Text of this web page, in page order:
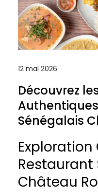
12 mai 2026
Découvrez
Sénégalais
Restaurant
Château